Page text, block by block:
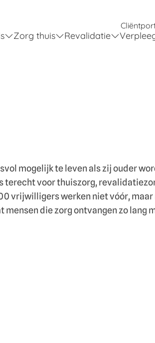
Zorg thuis Revalidatie
mogelijk te leven als zij ouder
terecht voor thuiszorg,
vrijwilligers werken niet vóór, maar
die zorg ontvangen zo lang